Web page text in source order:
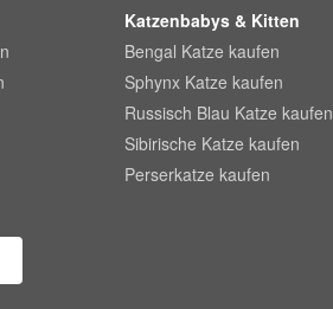
Katzenbabys & Kitten
Bengal Katze kaufen
Sphynx Katze kaufen
Russisch Blau Katze kaufen
Sibirische Katze kaufen
Perserkatze kaufen